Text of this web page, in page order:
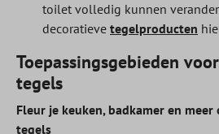
toilet volledig kunnen
decoratieve tegelproducten
Toepassingsgebieden
tegels
Fleur je keuken, badkamer en
tegels